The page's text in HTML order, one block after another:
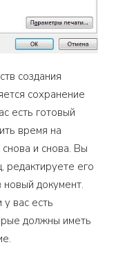
создания
сохранение
есть готовый
время на
и снова. Вы
редактируете его
документ.
вас есть
должны иметь